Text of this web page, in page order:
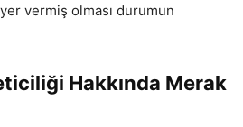
vermiş olması durumun
Hakkında Merak